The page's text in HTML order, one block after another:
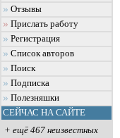
Отзывы
Прислать работу
Регистрация
Список авторов
Поиск
Подписка
Полезняшки
СЕЙЧАС НА САЙТЕ
+ ещё 467 неизвестных